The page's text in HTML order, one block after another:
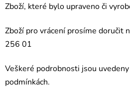
Zboží, které bylo upraveno či
Zboží pro vrácení prosíme doručit
256 01
Veškeré podrobnosti jsou
podmínkách.